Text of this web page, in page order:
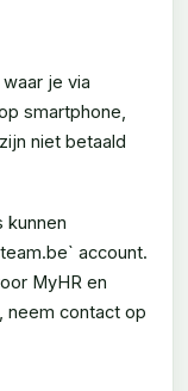
je via
smartphone,
niet betaald
kunnen
account.
MyHR en
neem contact op